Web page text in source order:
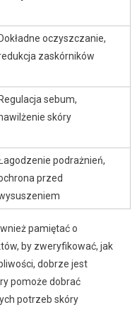
Dokładne oczyszczanie,
zaskórników
Regulacja sebum,
skóry
podrażnień,
przed
pamiętać o
by zweryfikować, jak
dobrze jest
pomoże dobrać
potrzeb skóry